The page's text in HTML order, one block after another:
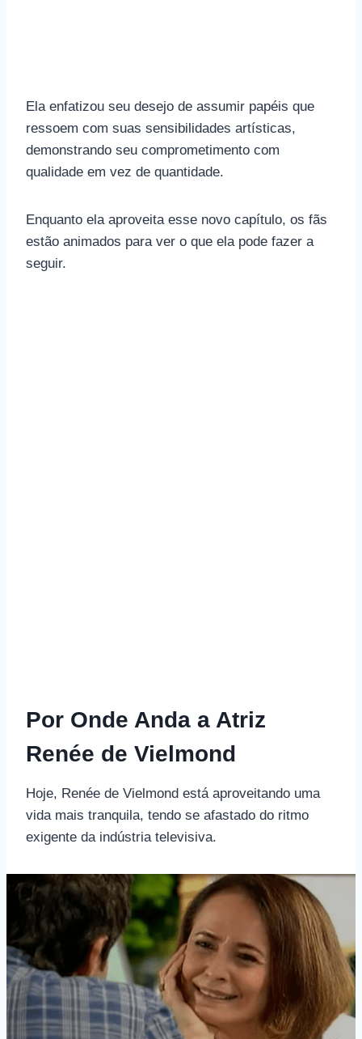
Ela enfatizou seu desejo de assumir papéis que
ressoem com suas sensibilidades artísticas,
demonstrando seu comprometimento com
qualidade em vez de quantidade.
Enquanto ela aproveita esse novo capítulo, os fãs
estão animados para ver o que ela pode fazer a
seguir.
Por Onde Anda a Atriz
Renée de Vielmond
Hoje, Renée de Vielmond está aproveitando uma
vida mais tranquila, tendo se afastado do ritmo
exigente da indústria televisiva.